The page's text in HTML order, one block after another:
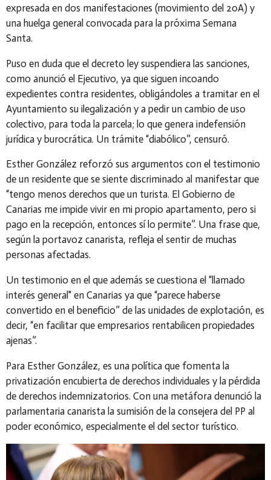
expresada en dos manifestaciones (movimiento del 20A) y
una huelga general convocada para la próxima Semana
Santa.
Puso en duda que el decreto ley suspendiera las sanciones,
como anunció el Ejecutivo, ya que siguen incoando
expedientes contra residentes, obligándoles a tramitar en el
Ayuntamiento su ilegalización y a pedir un cambio de uso
colectivo, para toda la parcela; lo que genera indefensión
jurídica y burocrática. Un trámite “diabólico”, censuró.
Esther González reforzó sus argumentos con el testimonio
de un residente que se siente discriminado al manifestar que
“tengo menos derechos que un turista. El Gobierno de
Canarias me impide vivir en mi propio apartamento, pero si
pago en la recepción, entonces sí lo permite”. Una frase que,
según la portavoz canarista, refleja el sentir de muchas
personas afectadas.
Un testimonio en el que además se cuestiona el “ llamado
interés general" en Canarias ya que “parece haberse
convertido en el beneficio” de las unidades de explotación, es
decir, “en facilitar que empresarios rentabilicen propiedades
ajenas”.
Para Esther González, es una política que fomenta la
privatización encubierta de derechos individuales y la pérdida
de derechos indemnizatorios. Con una metáfora denunció la
parlamentaria canarista la sumisión de la consejera del PP al
poder económico, especialmente el del sector turístico.